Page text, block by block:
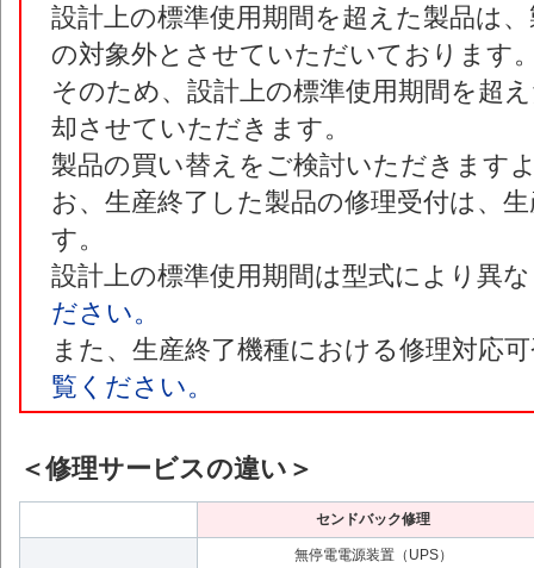
設計上の標準使用期間を超えた製品は
の対象外とさせていただいております
そのため、設計上の標準使用期間を超
却させていただきます。
製品の買い替えをご検討いただきます
お、生産終了した製品の修理受付は、
す。
設計上の標準使用期間は型式により異
ださい。
また、生産終了機種における修理対応
覧ください。
＜修理サービスの違い＞
センドバック修理
無停電電源装置（UPS）